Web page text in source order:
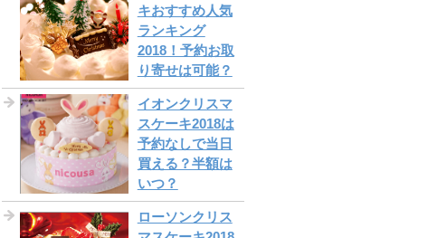
キおすすめ人気
ランキング
2018！予約お取
り寄せは可能？
イオンクリスマ
スケーキ2018は
予約なしで当日
買える？半額は
いつ？
ローソンクリス